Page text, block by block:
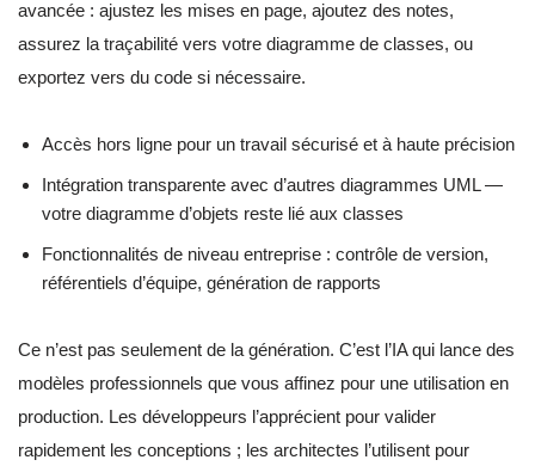
avancée : ajustez les mises en page, ajoutez des notes,
assurez la traçabilité vers votre diagramme de classes, ou
exportez vers du code si nécessaire.
Accès hors ligne pour un travail sécurisé et à haute précision
Intégration transparente avec d’autres diagrammes UML —
votre diagramme d’objets reste lié aux classes
Fonctionnalités de niveau entreprise : contrôle de version,
référentiels d’équipe, génération de rapports
Ce n’est pas seulement de la génération. C’est l’IA qui lance des
modèles professionnels que vous affinez pour une utilisation en
production. Les développeurs l’apprécient pour valider
rapidement les conceptions ; les architectes l’utilisent pour